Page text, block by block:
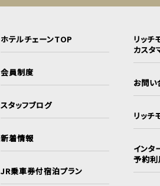
ホテルチェーンTOP
会員制度
スタッフブログ
新着情報
JR乗車券付宿泊プラン
リッチ
カスタ
お問い
リッチ
インタ
予約